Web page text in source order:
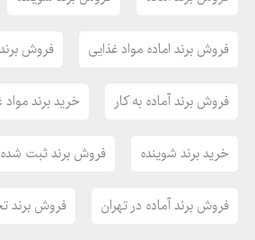
فروش برند اماده مواد غذایی فروش
فروش برند آماده به کار خرید برند مواد
خرید برند شوینده فروش برند ثبت شده
فروش برند آماده در تهران فروش برند